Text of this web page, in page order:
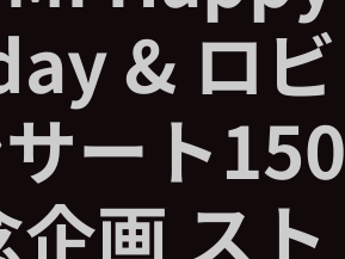
& ロビ
ート150
画 スト